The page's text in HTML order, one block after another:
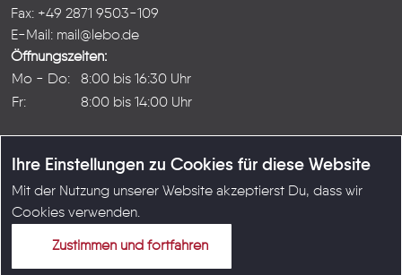
Ihre Einstellungen zu Cookies für diese Website
Mit der Nutzung unserer Website akzeptierst Du, dass wir
Cookies verwenden.
Zustimmen und fortfahren
Fax: +49 2871 9503-109
E-Mail: mail@lebo.de
Öffnungszeiten:
Mo - Do:
8:00 bis 16:30 Uhr
Fr:
8:00 bis 14:00 Uhr
© Copyright LEBO GmbH 2026
Karriere Datenschutz